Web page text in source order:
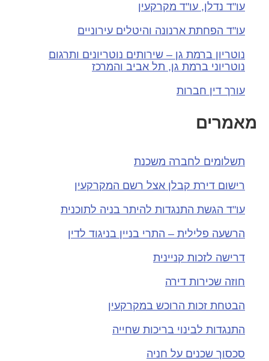
עו"ד נדלן, עו"ד מקרקעין
עו"ד הפחתת ארנונה והיטלים עירוניים
נוטריון ברמת גן – שירותים נוטריונים ותרגום
נוטריוני ברמת גן, תל אביב והמרכז
עורך דין חברות
מאמרים
תשלומים לחברה משכנת
רישום דירת קבלן אצל רשם המקרקעין
עו"ד הגשת התנגדות להיתר בניה לתוכנית
הרשעה פלילית – התרי בניין בניגוד לדין
דרישה לזכות קניינית
חוזה שכירות דירה
הבטחת זכות הרוכש במקרקעין
התנגדות לבינוי בריכות שחייה
סכסוך שכנים על חניה